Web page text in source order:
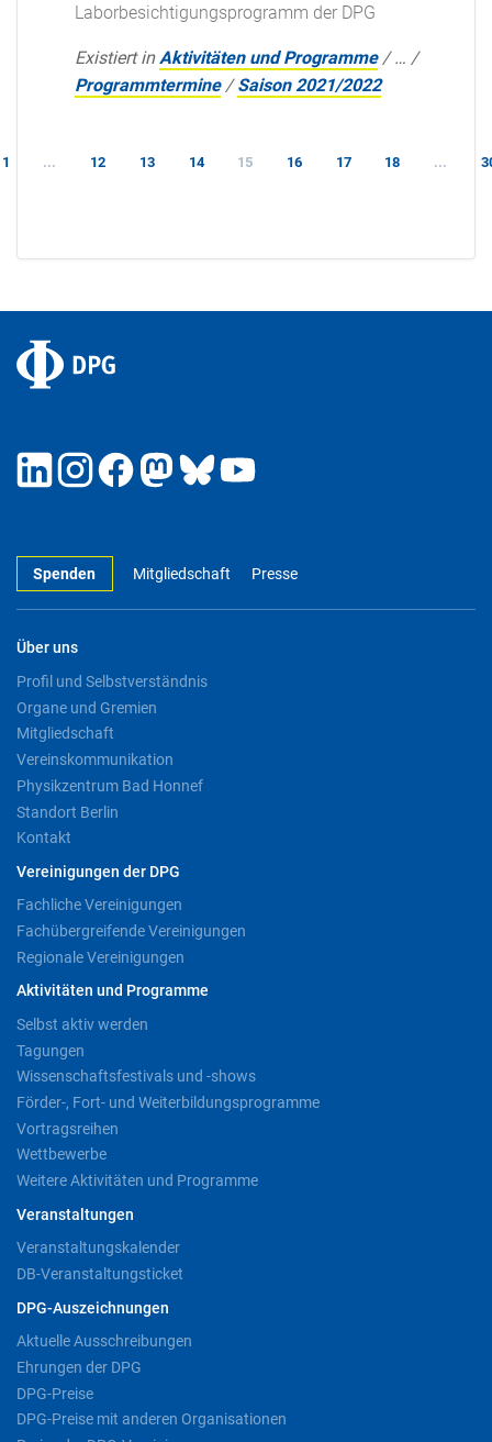
Laborbesichtigungsprogramm der DPG
Existiert in Aktivitäten und Programme /… /
Programmtermine /Saison 2021/2022
1 ... 12 13 14 15 16 17 18 ...
Spenden Mitgliedschaft Presse
Über uns
Profil und Selbstverständnis
Organe und Gremien
Mitgliedschaft
Vereinskommunikation
Physikzentrum Bad Honnef
Standort Berlin
Kontakt
Vereinigungen der DPG
Fachliche Vereinigungen
Fachübergreifende Vereinigungen
Regionale Vereinigungen
Aktivitäten und Programme
Selbst aktiv werden
Tagungen
Wissenschaftsfestivals und -shows
Förder-, Fort- und Weiterbildungsprogramme
Vortragsreihen
Wettbewerbe
Weitere Aktivitäten und Programme
Veranstaltungen
Veranstaltungskalender
DB-Veranstaltungsticket
DPG-Auszeichnungen
Aktuelle Ausschreibungen
Ehrungen der DPG
DPG-Preise
DPG-Preise mit anderen Organisationen